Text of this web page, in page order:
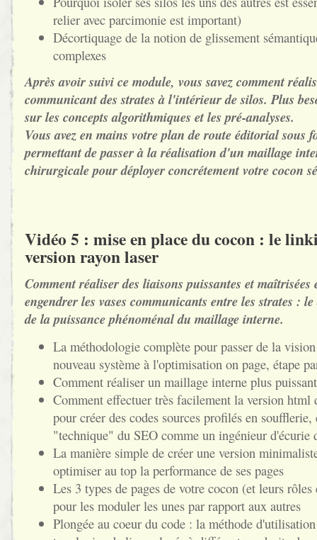
relier avec parcimonie est important)
Décortiquage de la notion de glissement
complexes
Après avoir suivi ce module, vous savez comment
communicant des strates à l'intérieur de silos. Plus
sur les concepts algorithmiques et les pré-analyses.
Vous avez en mains votre plan de route éditorial sous
permettant de passer à la réalisation d'un maillage
chirurgicale pour déployer concrétement votre cocon
Vidéo 5 : mise en place du cocon : le
version rayon laser
Comment réaliser des liaisons puissantes et maîtrisées
engendrer les vases communicants entre les strates :
de la puissance phénoménal du maillage interne.
La méthodologie complète pour passer de la
nouveau système à l'optimisation on page, étape
Comment réaliser un maillage interne plus
Comment effectuer très facilement la version html
pour créer des codes sources profilés en
"technique" du SEO comme un ingénieur d'écurie
La manière simple de créer une version
optimiser au top la performance de ses pages
Les 3 types de pages de votre cocon (et leurs
pour les moduler les unes par rapport aux autres
Plongée au coeur du code : la méthode